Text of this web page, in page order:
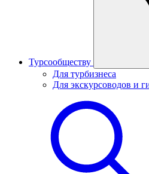
Турсообществу
Для турбизнеса
Для экскурсоводов и